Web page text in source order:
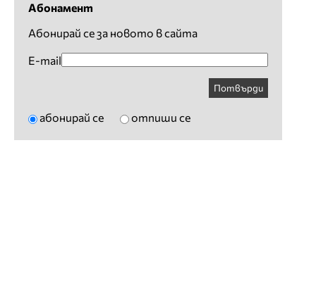
Абонамент
Абонирай се за новото в сайта
E-mail
Потвърди
абонирай се отпиши се